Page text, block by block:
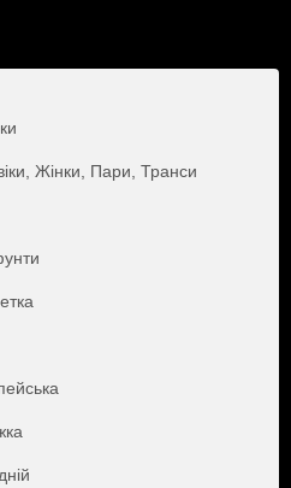
Жiнки, Пари, Транси